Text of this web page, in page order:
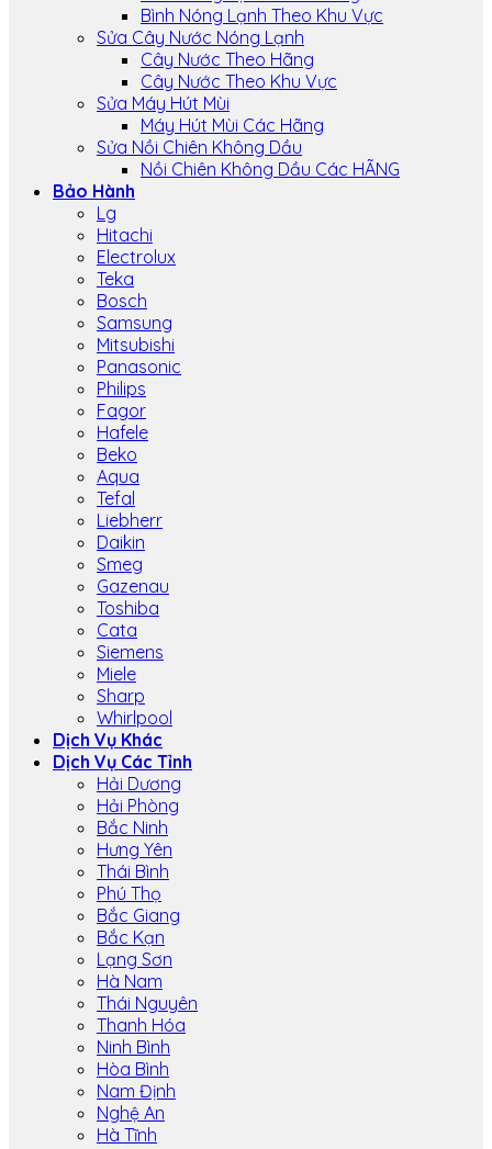
Bình Nóng Lạnh Theo Khu Vực
Sửa Cây Nước Nóng Lạnh
Cây Nước Theo Hãng
Cây Nước Theo Khu Vực
Sửa Máy Hút Mùi
Máy Hút Mùi Các Hãng
Sửa Nồi Chiên Không Dầu
Nồi Chiên Không Dầu Các HÃNG
Bảo Hành
Lg
Hitachi
Electrolux
Teka
Bosch
Samsung
Mitsubishi
Panasonic
Philips
Fagor
Hafele
Beko
Aqua
Tefal
Liebherr
Daikin
Smeg
Gazenau
Toshiba
Cata
Siemens
Miele
Sharp
Whirlpool
Dịch Vụ Khác
Dịch Vụ Các Tỉnh
Hải Dương
Hải Phòng
Bắc Ninh
Hưng Yên
Thái Bình
Phú Thọ
Bắc Giang
Bắc Kạn
Lạng Sơn
Hà Nam
Thái Nguyên
Thanh Hóa
Ninh Bình
Hòa Bình
Nam Định
Nghệ An
Hà Tĩnh